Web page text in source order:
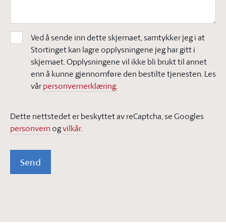
Ved å sende inn dette skjemaet, samtykker jeg i at
Stortinget kan lagre opplysningene jeg har gitt i
skjemaet. Opplysningene vil ikke bli brukt til annet
enn å kunne gjennomføre den bestilte tjenesten. Les
vårpersonvernerklæring.
Dette nettstedet er beskyttet av reCaptcha, se Googles
personvern ogvilkår.
Send